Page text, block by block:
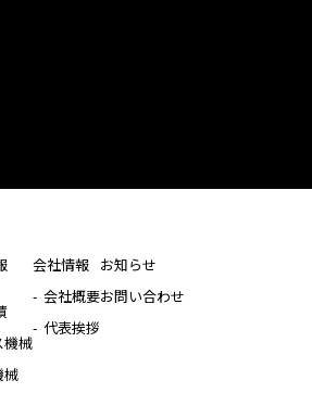
機械
械
会社情報
会社概要
代表挨拶
お知らせ
お問い合わせ